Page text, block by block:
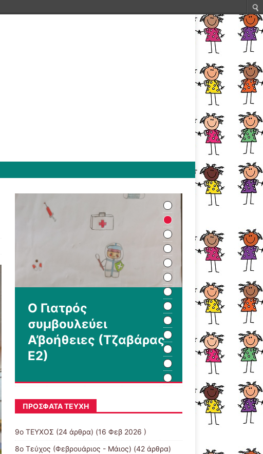
Ο Γιατρός
συμβουλεύει
Α’βοήθειες (Τζαβάρας
Ε2)
ΠΡΌΣΦΑΤΑ ΤΕΎΧΗ
9ο ΤΕΥΧΟΣ (24 άρθρα) (16 Φεβ 2026 )
8o Τεύχος (Φεβρουάριος - Μάιος) (42 άρθρα)